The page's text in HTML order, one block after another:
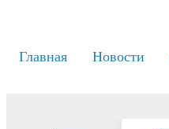
Главная Новости